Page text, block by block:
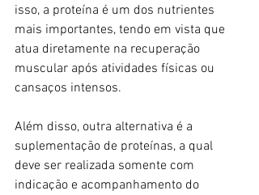
isso, a proteína é um dos nutrientes
mais importantes, tendo em vista que
atua diretamente na recuperação
muscular após atividades físicas ou
cansaços intensos.
Além disso, outra alternativa é a
suplementação de proteínas, a qual
deve ser realizada somente com
indicação e acompanhamento do